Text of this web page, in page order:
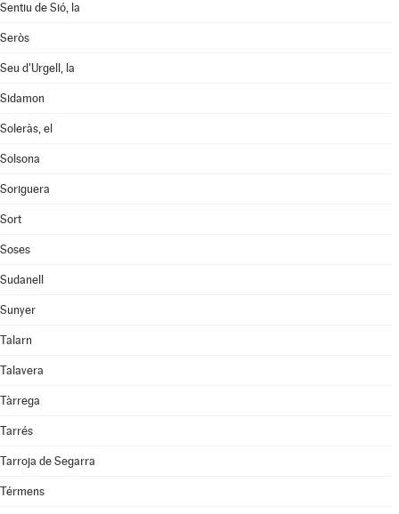
Sentiu de Sió, la
Seròs
Seu d'Urgell, la
Sidamon
Soleràs, el
Solsona
Soriguera
Sort
Soses
Sudanell
Sunyer
Talarn
Talavera
Tàrrega
Tarrés
Tarroja de Segarra
Térmens